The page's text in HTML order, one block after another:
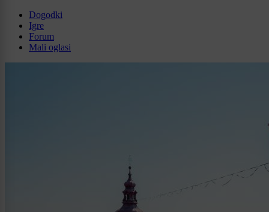
Dogodki
Igre
Forum
Mali oglasi